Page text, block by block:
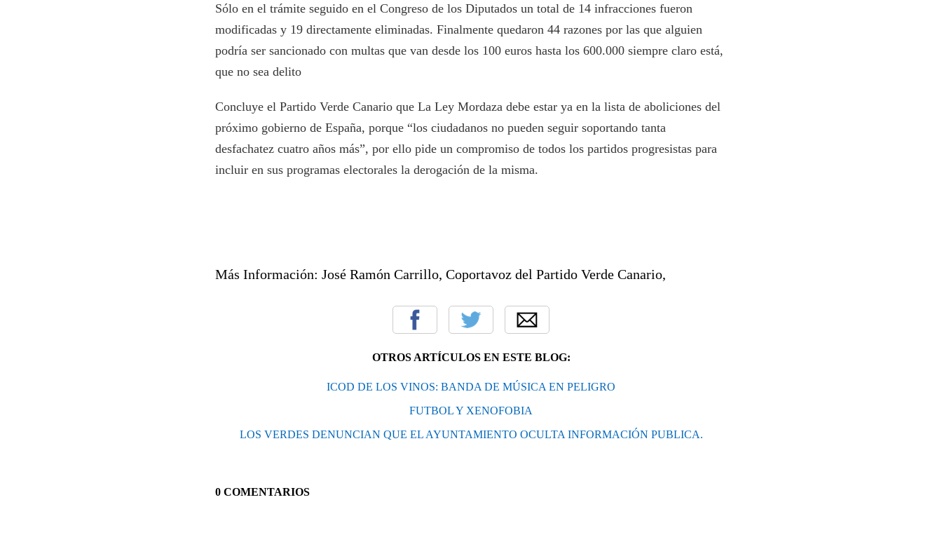
Sólo en el trámite seguido en el Congreso de los Diputados un total de 14 infracciones fueron
modificadas y 19 directamente eliminadas. Finalmente quedaron 44 razones por las que alguien
podría ser sancionado con multas que van desde los 100 euros hasta los 600.000 siempre claro está,
que no sea delito
Concluye el Partido Verde Canario que La Ley Mordaza debe estar ya en la lista de aboliciones del
próximo gobierno de España, porque “los ciudadanos no pueden seguir soportando tanta
desfachatez cuatro años más”, por ello pide un compromiso de todos los partidos progresistas para
incluir en sus programas electorales la derogación de la misma.
Más Información: José Ramón Carrillo, Coportavoz del Partido Verde Canario,
OTROS ARTÍCULOS EN ESTE BLOG:
ICOD DE LOS VINOS: BANDA DE MÚSICA EN PELIGRO
FUTBOL Y XENOFOBIA
LOS VERDES DENUNCIAN QUE EL AYUNTAMIENTO OCULTA INFORMACIÓN PUBLICA.
0 COMENTARIOS